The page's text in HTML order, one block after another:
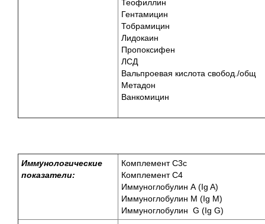
Теофиллин
Гентамицин
Тобрамицин
Лидокаин
Пропоксифен
ЛСД
Вальпроевая кислота свобод./общ
Метадон
Ванкомицин
Иммунологические
показатели:
Комплемент С3с
Комплемент С4
Иммуноглобулин А (Ig A)
Иммуноглобулин М (Ig M)
Иммуноглобулин G (Ig G)